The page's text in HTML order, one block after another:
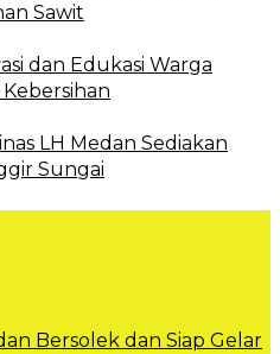
Sawit
dan Edukasi Warga
LH Medan Sediakan
Sungai
Bersolek dan Siap Gelar